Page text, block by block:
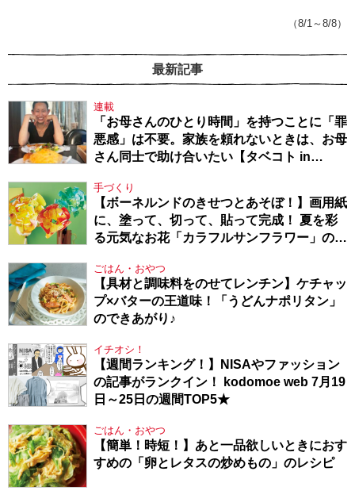
（8/1～8/8）
最新記事
連載
「お母さんのひとり時間」を持つことに「罪
悪感」は不要。家族を頼れないときは、お母
さん同士で助け合いたい【タベコト in
手づくり
【ボーネルンドのきせつとあそぼ！】画用紙
に、塗って、切って、貼って完成！ 夏を彩
る元気なお花「カラフルサンフラワー」の作
ごはん・おやつ
【具材と調味料をのせてレンチン】ケチャッ
プ×バターの王道味！「うどんナポリタン」
のできあがり♪
イチオシ！
【週間ランキング！】NISAやファッション
の記事がランクイン！ kodomoe web 7月19
日～25日の週間TOP5★
ごはん・おやつ
【簡単！時短！】あと一品欲しいときにおす
すめの「卵とレタスの炒めもの」のレシピ